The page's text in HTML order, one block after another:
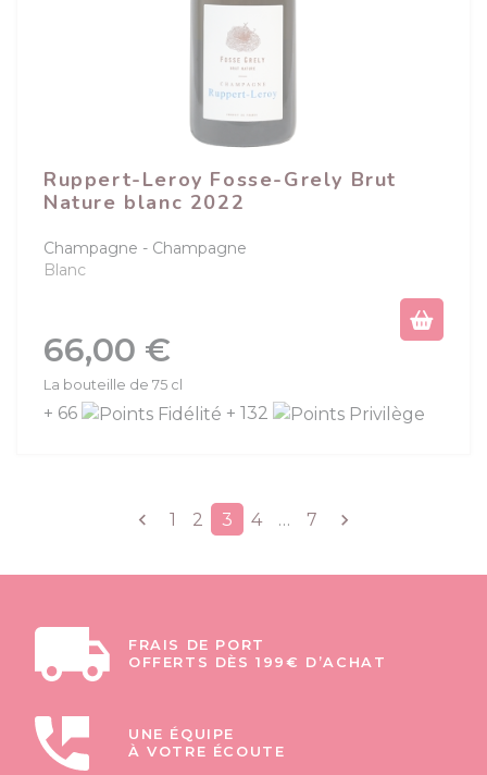
Ruppert-Leroy Fosse-Grely Brut
Nature blanc 2022
Champagne
Champagne
Blanc
Prix
66,00 €
La bouteille de 75 cl
+ 66 + 132
Précédent
 1 2 3 4 … 7 Suivant

FRAIS DE PORT
OFFERTS DÈS 199€ D’ACHAT
UNE ÉQUIPE
À VOTRE ÉCOUTE